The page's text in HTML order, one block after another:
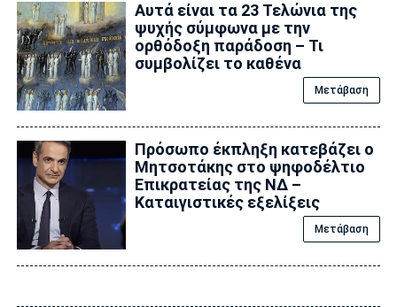
Αυτά είναι τα 23 Τελώνια της
ψυχής σύμφωνα με την
ορθόδοξη παράδοση – Τι
συμβολίζει το καθένα
Μετάβαση
Πρόσωπο έκπληξη κατεβάζει ο
Μητσοτάκης στο ψηφοδέλτιο
Επικρατείας της ΝΔ –
Καταιγιστικές εξελίξεις
Μετάβαση